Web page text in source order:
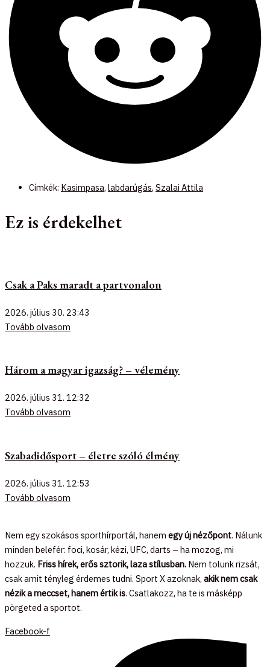
Címkék: Kasimpasa, labdarúgás, Szalai Attila
Ez is érdekelhet
Csak a Paks maradt a partvonalon
2026. július 30. 23:43
Tovább olvasom
Három a magyar igazság? – vélemény
2026. július 31. 12:32
Tovább olvasom
Szabadidősport – életre szóló élmény
2026. július 31. 12:53
Tovább olvasom
Nem egy szokásos sporthírportál, hanem egy új nézőpont. Nálunk
minden belefér: foci, kosár, kézi, UFC, darts – ha mozog, mi
hozzuk. Friss hírek, erős sztorik, laza stílusban. Nem tolunk rizsát,
csak amit tényleg érdemes tudni. Sport X azoknak, akik nem csak
nézik a meccset, hanem értik is. Csatlakozz, ha te is másképp
pörgeted a sportot.
Facebook-f